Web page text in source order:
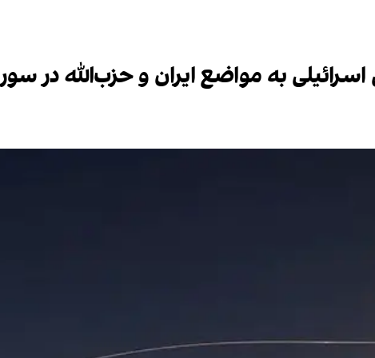
به مواضع ایران و حزب‌الله در